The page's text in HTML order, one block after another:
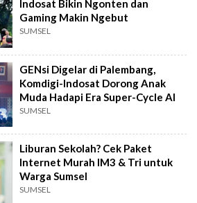
Indosat Bikin Ngonten dan
Gaming Makin Ngebut
SUMSEL
GENsi Digelar di Palembang,
Komdigi-Indosat Dorong Anak
Muda Hadapi Era Super-Cycle AI
SUMSEL
Liburan Sekolah? Cek Paket
Internet Murah IM3 & Tri untuk
Warga Sumsel
SUMSEL